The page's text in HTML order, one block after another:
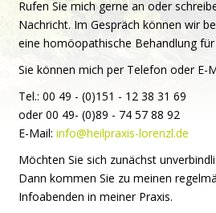
Rufen Sie mich gerne an oder
Nachricht. Im Gespräch können wir
eine homöopathische Behandlung für
Sie können mich per Telefon oder E-
Tel.: 00 49 - (0)151 - 12 38 31 69
oder 00 49- (0)89 - 74 57 88 92
E-Mail: info@heilpraxis-lorenzl.de
Möchten Sie sich zunächst
Dann kommen Sie zu meinen
Infoabenden in meiner Praxis.